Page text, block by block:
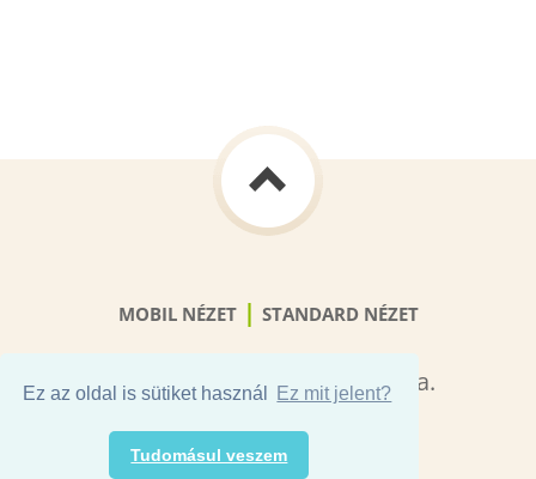
Ez az oldal is sütiket használ Ez mit jelent?
Tudomásul veszem
MOBIL NÉZET | STANDARD NÉZET
© 2015 Minden jog fenntartva.
Powered by Webnode